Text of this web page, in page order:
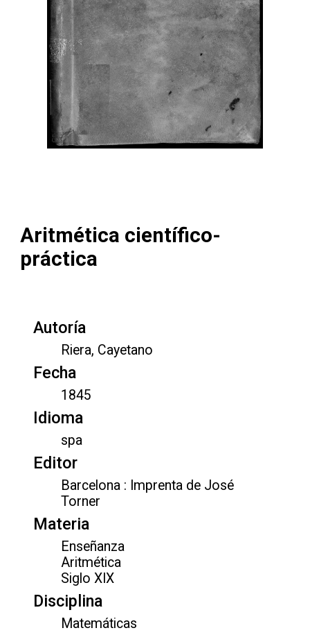
Aritmética científico-
práctica
Autoría
Riera, Cayetano
Fecha
1845
Idioma
spa
Editor
Barcelona : Imprenta de José
Torner
Materia
Enseñanza
Aritmética
Siglo XIX
Disciplina
Matemáticas